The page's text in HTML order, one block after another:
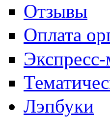
Отзывы
Оплата
Лэпбуки